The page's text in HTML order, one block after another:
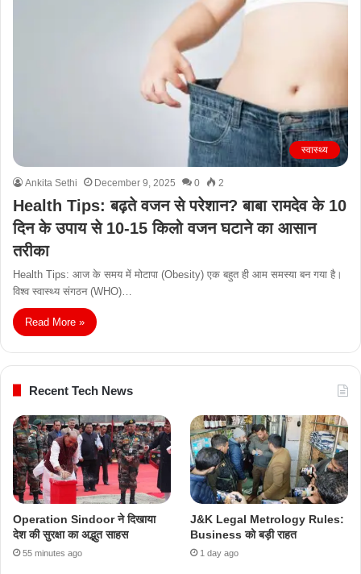
स्वास्थ्य
Ankita Sethi December 9, 2025 0 2
Health Tips: बढ़ते वजन से परेशान? बाबा रामदेव के 10
दिन के उपाय से 10-15 किलो वजन घटाने का आसान
तरीका
Health Tips: आज के समय में मोटापा (Obesity) एक बहुत ही आम समस्या बन गया है।
विश्व स्वास्थ्य संगठन (WHO)…
Read More »
Recent Tech News
Operation Sindoor ने दिखाया
देश की सुरक्षा का अद्भुत साहस
55 minutes ago
J&K Legal Metrology Rules:
Business को बड़ी राहत
1 day ago